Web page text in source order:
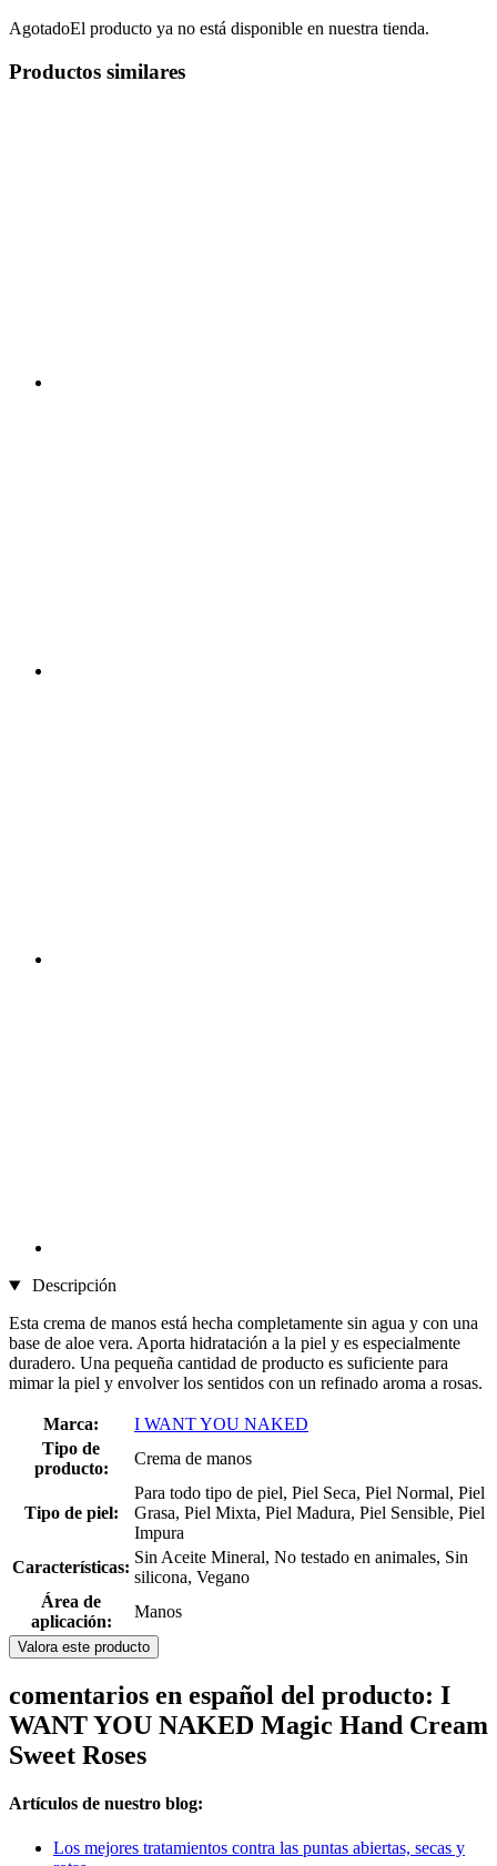
AgotadoEl producto ya no está disponible en nuestra tienda.
Productos similares
Descripción
Esta crema de manos está hecha completamente sin agua y con una
base de aloe vera. Aporta hidratación a la piel y es especialmente
duradero. Una pequeña cantidad de producto es suficiente para
mimar la piel y envolver los sentidos con un refinado aroma a rosas.
Marca:
I WANT YOU NAKED
Tipo de
producto:
Crema de manos
Tipo de piel:
Para todo tipo de piel, Piel Seca, Piel Normal, Piel
Grasa, Piel Mixta, Piel Madura, Piel Sensible, Piel
Impura
Características:
Sin Aceite Mineral, No testado en animales, Sin
silicona, Vegano
Área de
aplicación:
Manos
Valora este producto
comentarios en español del producto: I
WANT YOU NAKED Magic Hand Cream
Sweet Roses
Artículos de nuestro blog:
Los mejores tratamientos contra las puntas abiertas, secas y